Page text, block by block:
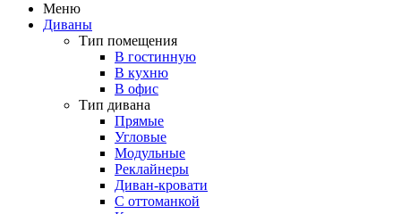
Меню
Диваны
Тип помещения
В гостинную
В кухню
В офис
Тип дивана
Прямые
Угловые
Модульные
Реклайнеры
Диван-кровати
С оттоманкой